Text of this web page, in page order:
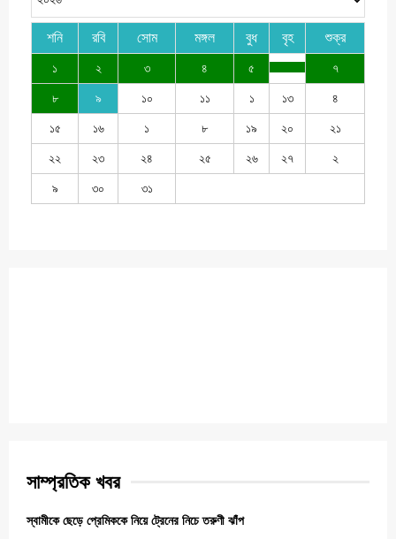
শনি রবি সোম মঙ্গল বুধ বৃহ শুক্র
১ ২ ৩ ৪ ৫ ৭
৮ ৯ ১০ ১১ ১ ১৩ ৪
১৫ ১৬ ১ ৮ ১৯ ২০ ২১
২২ ২৩ ২৪ ২৫ ২৬ ২৭ ২
৯ ৩০ ৩১
সাম্প্রতিক খবর
স্বামীকে ছেড়ে প্রেমিককে নিয়ে ট্রেনের নিচে তরুণী ঝাঁপ